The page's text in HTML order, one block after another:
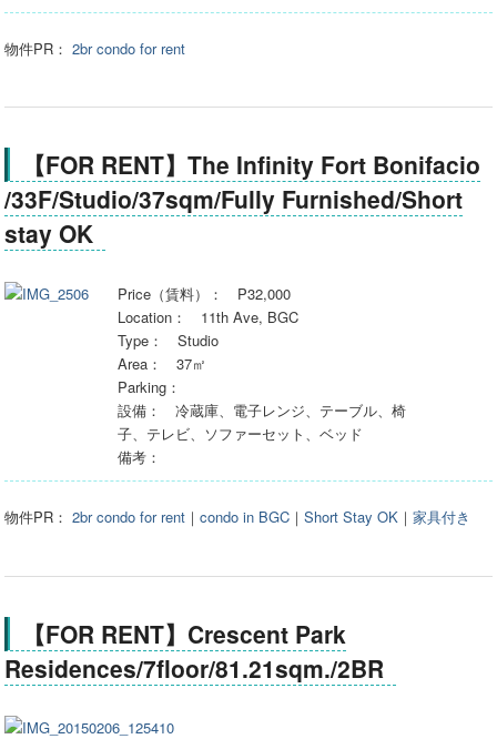
物件PR：2br condo for rent
【FOR RENT】The Infinity Fort Bonifacio
/33F/Studio/37sqm/Fully Furnished/Short
stay OK
Price（賃料）： P32,000
Location： 11th Ave, BGC
Type： Studio
Area： 37㎡
Parking：
設備： 冷蔵庫、電子レンジ、テーブル、椅
子、テレビ、ソファーセット、ベッド
備考：
物件PR：2br condo for rent ｜condo in BGC ｜Short Stay OK ｜家具付き
【FOR RENT】Crescent Park
Residences/7floor/81.21sqm./2BR